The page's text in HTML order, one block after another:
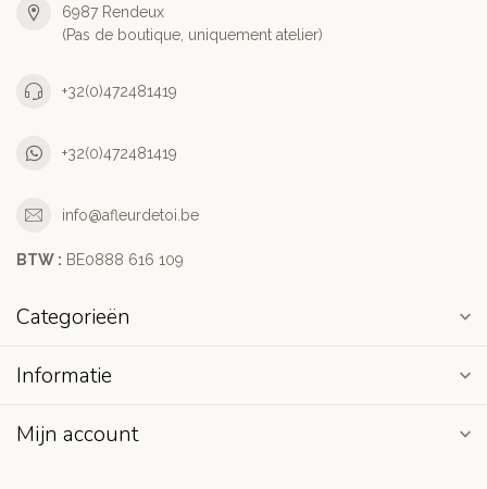
6987 Rendeux
(Pas de boutique, uniquement atelier)
+32(0)472481419
+32(0)472481419
info@afleurdetoi.be
BTW : BE0888 616 109
Categorieën
Informatie
Mijn account